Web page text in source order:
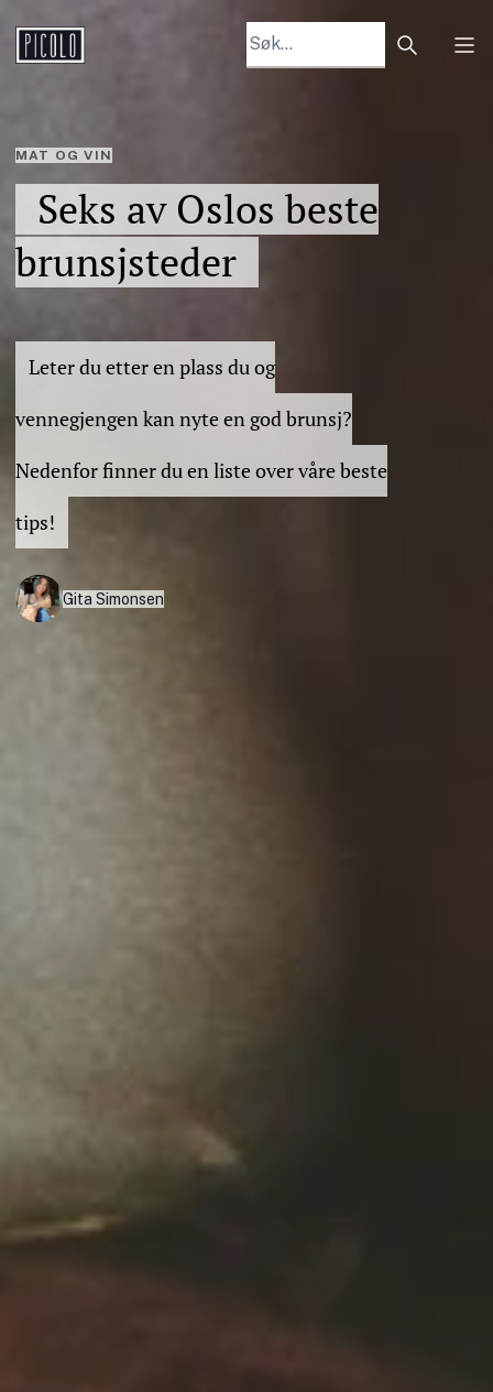
MAT OG VIN
Seks av Oslos beste
brunsjsteder
Leter du etter en plass du og
vennegjengen kan nyte en god brunsj?
Nedenfor finner du en liste over våre beste
tips!
Gita Simonsen